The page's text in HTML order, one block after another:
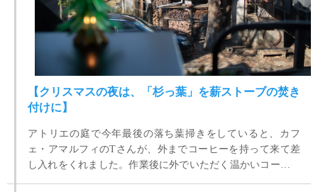
【クリスマスの夜は、「杉っ葉」を薪ストーブの焚き
付けに】
アトリエの庭で今年最後の落ち葉掃きをしていると、カフ
ェ・アマルフィのTさんが、外までコーヒーを持って来て差
し入れをくれました。作業後に外でいただく温かいコーヒー